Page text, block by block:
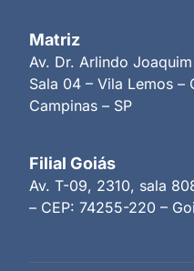
Matriz
Av. Dr. Arlindo
Sala 04 – Vila Lemos –
Campinas – SP
Filial Goiás
Av. T-09, 2310, sala
– CEP: 74255-220 –